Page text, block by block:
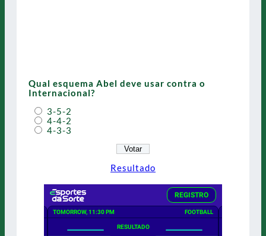
Qual esquema Abel deve usar contra o
Internacional?
3-5-2
4-4-2
4-3-3
Resultado